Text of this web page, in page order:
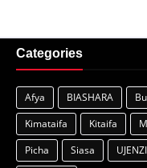
Categories
Afya BIASHARA
Kimataifa
Kitaifa
Picha
Siasa UJENZI